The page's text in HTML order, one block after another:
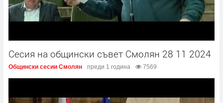
Сесия на общински съвет Смолян 28 11 2024
Общински сесии Смолян преди 1 година 7569